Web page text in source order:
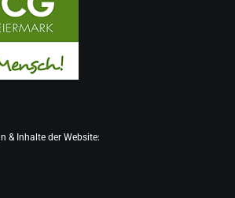
& Inhalte der Website: